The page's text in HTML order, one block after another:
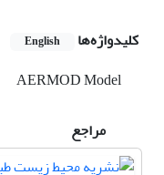
کلیدواژه‌ها
English
AERMOD Model
مراجع